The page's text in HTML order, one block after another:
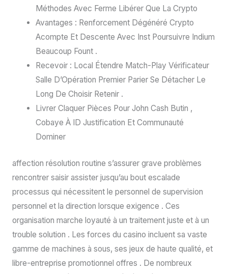
Méthodes Avec Ferme Libérer Que La Crypto
Avantages : Renforcement Dégénéré Crypto
Acompte Et Descente Avec Inst Poursuivre Indium
Beaucoup Fount .
Recevoir : Local Étendre Match-Play Vérificateur
Salle D’Opération Premier Parier Se Détacher Le
Long De Choisir Retenir .
Livrer Claquer Pièces Pour John Cash Butin ,
Cobaye À ID Justification Et Communauté
Dominer
affection résolution routine s’assurer grave problèmes
rencontrer saisir assister jusqu’au bout escalade
processus qui nécessitent le personnel de supervision
personnel et la direction lorsque exigence . Ces
organisation marche loyauté à un traitement juste et à un
trouble solution . Les forces du casino incluent sa vaste
gamme de machines à sous, ses jeux de haute qualité, et
libre-entreprise promotionnel offres . De nombreux